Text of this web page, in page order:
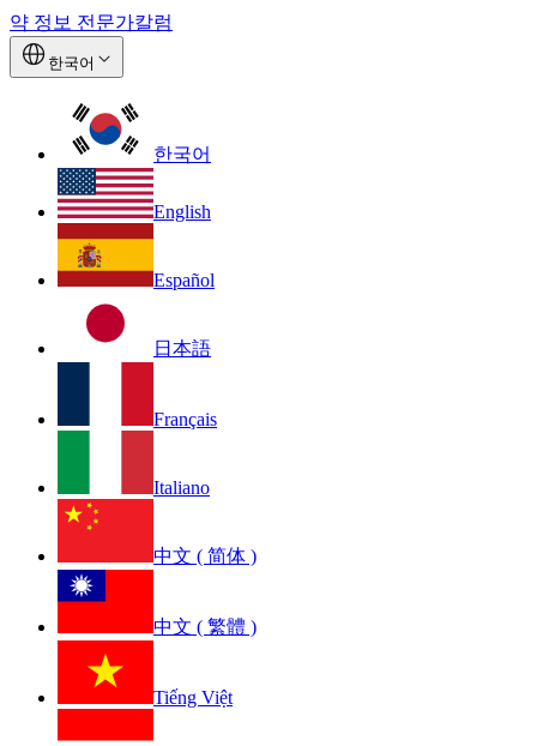
약 정보 전문가칼럼
한국어
한국어
English
Español
日本語
Français
Italiano
中文 ( 简体 )
中文 ( 繁體 )
Tiếng Việt